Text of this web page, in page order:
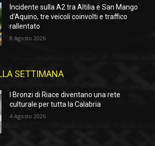
Incidente sulla A2 tra Altilia e San Mango
d’Aquino, tre veicoli coinvolti e traffico
rallentato
8 Agosto 2026
SETTIMANA
I Bronzi di Riace diventano una rete
culturale per tutta la Calabria
4 Agosto 2026